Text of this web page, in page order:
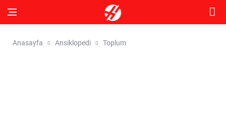
Anasayfa Ansiklopedi Toplum